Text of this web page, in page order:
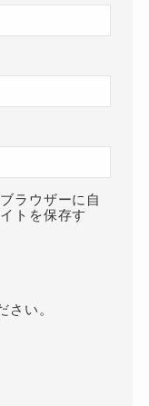
ラウザーに自
トを保存す
さい。